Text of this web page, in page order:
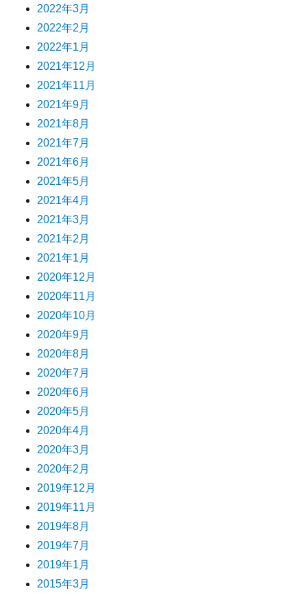
2022年3月
2022年2月
2022年1月
2021年12月
2021年11月
2021年9月
2021年8月
2021年7月
2021年6月
2021年5月
2021年4月
2021年3月
2021年2月
2021年1月
2020年12月
2020年11月
2020年10月
2020年9月
2020年8月
2020年7月
2020年6月
2020年5月
2020年4月
2020年3月
2020年2月
2019年12月
2019年11月
2019年8月
2019年7月
2019年1月
2015年3月